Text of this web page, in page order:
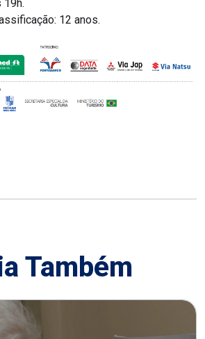
19h.
12 anos.
Também